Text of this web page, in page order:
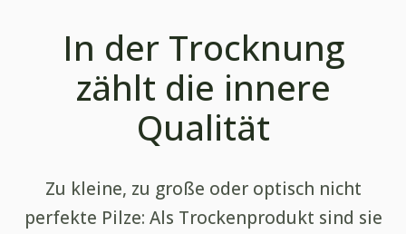
In der Trocknung
zählt die innere
Qualität
Zu kleine, zu große oder optisch nicht
perfekte Pilze: Als Trockenprodukt sind sie